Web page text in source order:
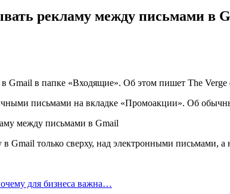
рекламу между письмами в
в Gmail в папке «Входящие». Об этом пишет The Verge
письмами на вкладке «Промоакции». Об
в Gmail только сверху, над электронными письмами,
для бизнеса важна…